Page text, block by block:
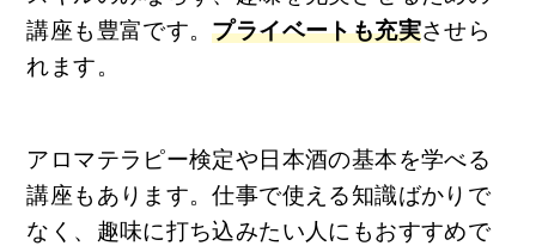
講座も豊富です。プライベートも充実させら
れます。
アロマテラピー検定や日本酒の基本を学べる
講座もあります。仕事で使える知識ばかりで
なく、趣味に打ち込みたい人にもおすすめで